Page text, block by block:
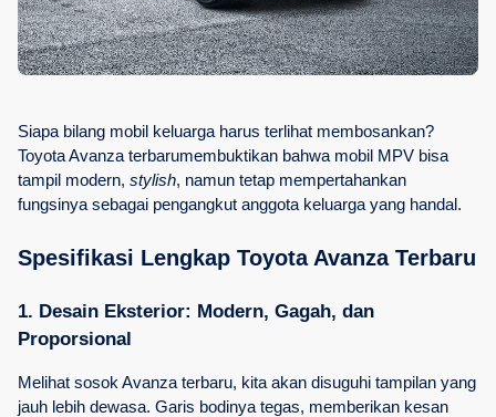
Siapa bilang mobil keluarga harus terlihat membosankan?
Toyota Avanza terbarumembuktikan bahwa mobil MPV bisa
tampil modern, stylish, namun tetap mempertahankan
fungsinya sebagai pengangkut anggota keluarga yang handal.
Spesifikasi Lengkap Toyota Avanza Terbaru
1. Desain Eksterior: Modern, Gagah, dan
Proporsional
Melihat sosok Avanza terbaru, kita akan disuguhi tampilan yang
jauh lebih dewasa. Garis bodinya tegas, memberikan kesan